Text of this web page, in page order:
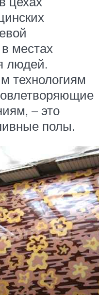
местах
людей.
технологиям
– это
полы.